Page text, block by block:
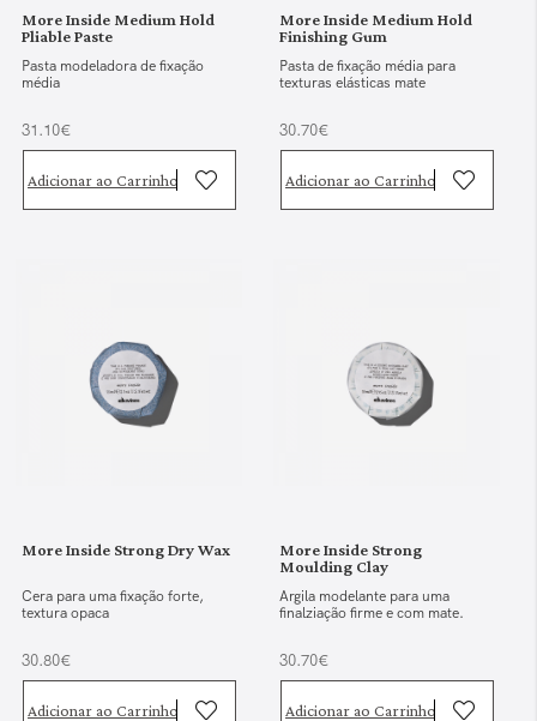
More Inside Medium Hold
Pliable Paste
Pasta modeladora de fixação
média
31.10€
Adicionar ao Carrinho
More Inside Medium Hold
Finishing Gum
Pasta de fixação média para
texturas elásticas mate
30.70€
Adicionar ao Carrinho
More Inside Strong Dry Wax
Cera para uma fixação forte,
textura opaca
30.80€
Adicionar ao Carrinho
More Inside Strong
Moulding Clay
Argila modelante para uma
finalziação firme e com mate.
30.70€
Adicionar ao Carrinho